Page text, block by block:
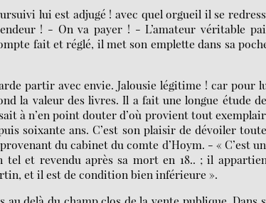
lui est adjugé ! avec quel orgueil il se
! - On va payer ! - L’amateur véritable
fait et réglé, il met son emplette dans sa
partir avec envie. Jalousie légitime ! car pour
la valeur des livres. Il a fait une longue étude
à n’en point douter d’où provient tout
soixante ans. C’est son plaisir de dévoiler
du cabinet du comte d’Hoym. - « C’est
tel et revendu après sa mort en 18.. ; il
et il est de condition bien inférieure ».